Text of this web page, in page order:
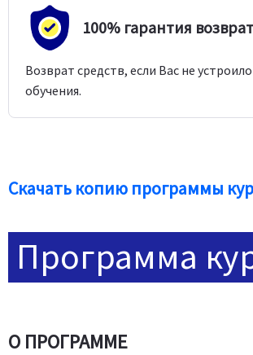
100% гарантия
Возврат средств, если Вас не
обучения.
Скачать копию программы
Программа
О ПРОГРАММЕ